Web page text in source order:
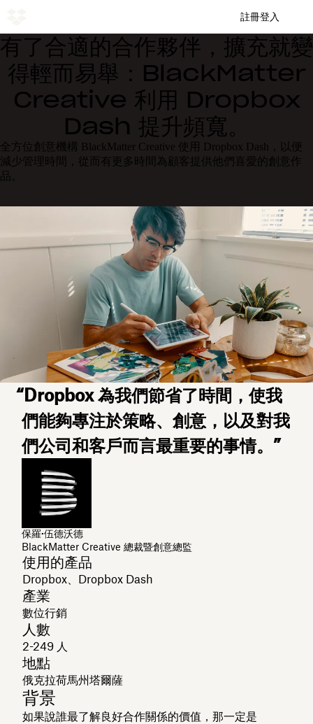
註冊登入
有了合適的合作夥伴，擴充就變
得輕而易舉：BlackMatter
Creative 利用 Dropbox
Dash 提升頻寬。
全方位創意機構 BlackMatter Creative 使用 Dropbox Dash，以便
減少管理時間，從而有更多時間為顧客提供他們喜愛的創意作
品。
“Dropbox 為我們節省了時間，使我
們能夠專注於策略、創意，以及對我
們公司和客戶而言最重要的事情。”
保羅·伍德沃德
BlackMatter Creative 總裁暨創意總監
使用的產品
Dropbox、Dropbox Dash
產業
數位行銷
人數
2-249 人
地點
俄克拉荷馬州塔爾薩
背景
如果說誰最了解良好合作關係的價值，那一定是